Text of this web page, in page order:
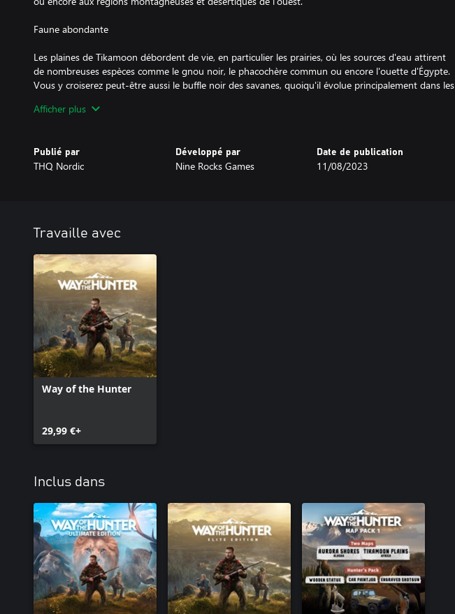
Faune abondante
Les plaines de Tikamoon débordent de vie, en particulier les prairies, où les sources d'eau attirent
de nombreuses espèces comme le gnou noir, le phacochère commun ou encore l'ouette d'Égypte.
Vous y croiserez peut-être aussi le buffle noir des savanes, quoiqu'il évolue principalement dans les
Les prairies et déserts abritent des animaux tel le grand koudou, mais en vous aventurant dans les
mortelle. Le gemsbok vif et agile s'épanouit dans cet environnement aride où vous pourrez
également rencontrer la hyène tachetée, qui s'est adaptée spécialement pour y survivre.
Une nouvelle expérience de Way of the Hunter
Chaque terrain de chasse de l'univers Way of the Hunter propose une expérience unique, mais les
plaines de Tikamoon offrent des environnements africains entièrement nouveaux, comme la savane
et le désert. De plus, une nouvelle catégorie d'armes a été ajoutée : celle des arcs, qui requièrent
une approche de la chasse différente de celle des armes à feu. Soyez prudent en les maniant,
chasseur.
Ce DLC est également compris dans le pack de cartes 1, ainsi que dans l'Édition Elite du jeu.
Afficher plus
Publié par
THQ Nordic
Développé par
Nine Rocks Games
Date de publication
11/08/2023
Travaille avec
Way of the Hunter
29,99 €+
Inclus dans